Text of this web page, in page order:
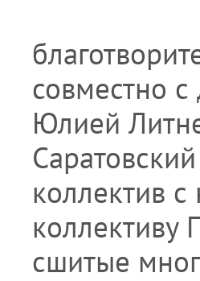
совместно
Юлией
коллектив
коллективу
сшитые